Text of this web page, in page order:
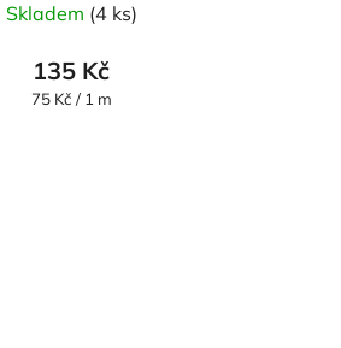
Skladem (4 ks)
135 Kč
Měrná
75 Kč / 1 m